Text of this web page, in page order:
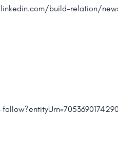
build-relation/